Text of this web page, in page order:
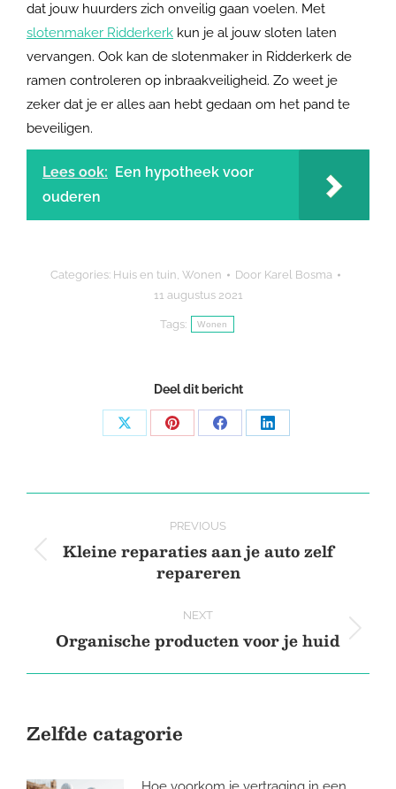
dat jouw huurders zich onveilig gaan voelen. Met
slotenmaker Ridderkerk kun je al jouw sloten laten
vervangen. Ook kan de slotenmaker in Ridderkerk de
ramen controleren op inbraakveiligheid. Zo weet je
zeker dat je er alles aan hebt gedaan om het pand te
beveiligen.
Lees ook: Een hypotheek voor
ouderen
Categories: Huis en tuin, Wonen Door Karel Bosma
11 augustus 2021
Tags: Wonen
Deel dit bericht
Share Share Share Share
navigation
PREVIOUS
Previous
post:
Kleine reparaties aan je auto zelf
repareren
NEXT
Next
Organische producten voor je huid
Zelfde catagorie